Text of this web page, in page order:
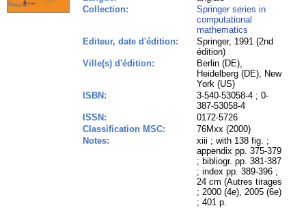
Collection:
Springer series in
computational
mathematics
Editeur, date d'édition:
Springer, 1991 (2nd
édition)
Ville(s) d'édition:
Berlin (DE),
Heidelberg (DE), New
York (US)
ISBN:
3-540-53058-4 ; 0-
387-53058-4
ISSN:
0172-5726
Classification MSC:
76Mxx (2000)
Notes:
xiii ; with 138 fig. ;
appendix pp. 375-379
; bibliogr. pp. 381-387
; index pp. 389-396 ;
24 cm (Autres tirages
; 2000 (4e), 2005 (6e)
; 401 p.